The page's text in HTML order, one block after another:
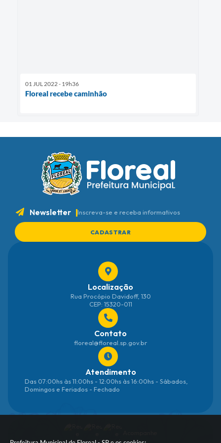
01 JUL 2022 - 19h36
Floreal recebe caminhão
Newsletter Inscreva-se e receba informativos
CADASTRAR
Localização
Rua Procópio Davidoff, 130
CEP: 15320-011
Contato
floreal@floreal.sp.gov.br
Atendimento
Das 07:00hs às 11:00hs - 12:00hs às 16:00hs - Sábados,
Domingos e Feriados - Fechado